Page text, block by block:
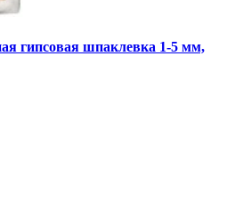
гипсовая шпаклевка 1-5 мм,